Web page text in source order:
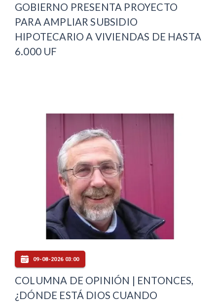
GOBIERNO PRESENTA PROYECTO
PARA AMPLIAR SUBSIDIO
HIPOTECARIO A VIVIENDAS DE HASTA
6.000 UF
09-08-2026 03:00
COLUMNA DE OPINIÓN | ENTONCES,
¿DÓNDE ESTÁ DIOS CUANDO